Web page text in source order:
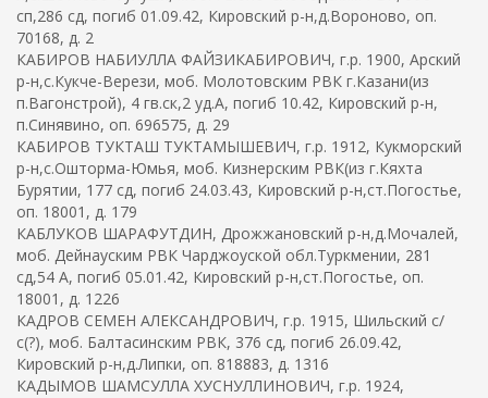
сп,286 сд, погиб 01.09.42, Кировский р-н,д.Вороново, оп.
70168, д. 2
КАБИРОВ НАБИУЛЛА ФАЙЗИКАБИРОВИЧ, г.р. 1900, Арский
р-н,с.Кукче-Верези, моб. Молотовским РВК г.Казани(из
п.Вагонстрой), 4 гв.ск,2 уд.А, погиб 10.42, Кировский р-н,
п.Синявино, оп. 696575, д. 29
КАБИРОВ ТУКТАШ ТУКТАМЫШЕВИЧ, г.р. 1912, Кукморский
р-н,с.Ошторма-Юмья, моб. Кизнерским РВК(из г.Кяхта
Бурятии, 177 сд, погиб 24.03.43, Кировский р-н,ст.Погостье,
оп. 18001, д. 179
КАБЛУКОВ ШАРАФУТДИН, Дрожжановский р-н,д.Мочалей,
моб. Дейнауским РВК Чарджоуской обл.Туркмении, 281
сд,54 А, погиб 05.01.42, Кировский р-н,ст.Погостье, оп.
18001, д. 1226
КАДРОВ СЕМЕН АЛЕКСАНДРОВИЧ, г.р. 1915, Шильский с/
с(?), моб. Балтасинским РВК, 376 сд, погиб 26.09.42,
Кировский р-н,д.Липки, оп. 818883, д. 1316
КАДЫМОВ ШАМСУЛЛА ХУСНУЛЛИНОВИЧ, г.р. 1924,